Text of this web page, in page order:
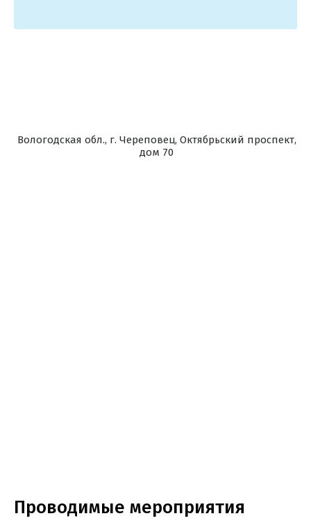
Вологодская обл., г. Череповец, Октябрьский проспект,
дом 70
Проводимые мероприятия